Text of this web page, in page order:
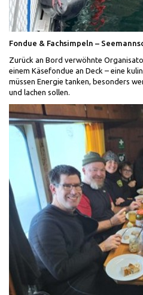
Fondue & Fachsimpeln –
Zurück an Bord verwöhnte
einem Käsefondue an Deck – eine
müssen Energie tanken, besonders
und lachen sollen.